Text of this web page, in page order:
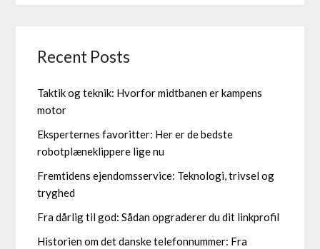
Recent Posts
Taktik og teknik: Hvorfor midtbanen er kampens
motor
Eksperternes favoritter: Her er de bedste
robotplæneklippere lige nu
Fremtidens ejendomsservice: Teknologi, trivsel og
tryghed
Fra dårlig til god: Sådan opgraderer du dit linkprofil
Historien om det danske telefonnummer: Fra